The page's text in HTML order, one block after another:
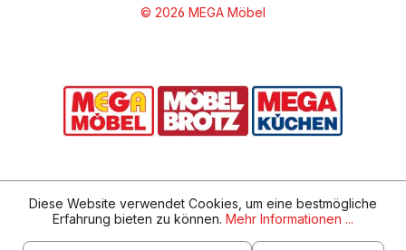
© 2026 MEGA Möbel
Diese Website verwendet Cookies, um eine bestmögliche
Erfahrung bieten zu können. Mehr Informationen ...